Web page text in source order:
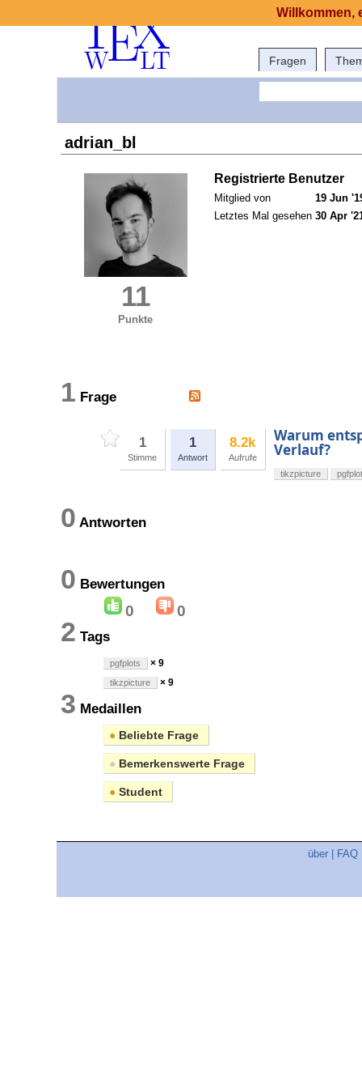
Fragen
adrian_bl
11
Punkte
Registrierte Benutzer
Mitglied von
19 Jun
Letztes Mal gesehen 30 Apr
1 Frage
1
Stimme
1
Antwort
8.2k
Aufrufe
Warum
Verlauf?
tikzpicture
0 Antworten
0 Bewertungen
0 0
2 Tags
pgfplots × 9
tikzpicture × 9
3 Medaillen
● Beliebte Frage
● Bemerkenswerte Frage
● Student
über FAQ
Willkommen,